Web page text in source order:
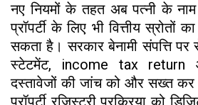
नए नियमों के तहत अब पत्नी के नाम
प्रॉपर्टी के लिए भी वित्तीय स्रोतों
सकता है। सरकार बेनामी संपत्ति
स्टेटमेंट, income tax
दस्तावेजों की जांच को और सख्त कर